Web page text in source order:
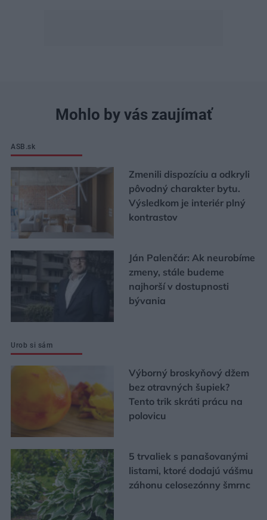
Mohlo by vás zaujímať
ASB.sk
Zmenili dispozíciu a odkryli
pôvodný charakter bytu.
Výsledkom je interiér plný
kontrastov
Ján Palenčár: Ak neurobíme
zmeny, stále budeme
najhorší v dostupnosti
bývania
Urob si sám
Výborný broskyňový džem
bez otravných šupiek?
Tento trik skráti prácu na
polovicu
5 trvaliek s panašovanými
listami, ktoré dodajú vášmu
záhonu celosezónny šmrnc